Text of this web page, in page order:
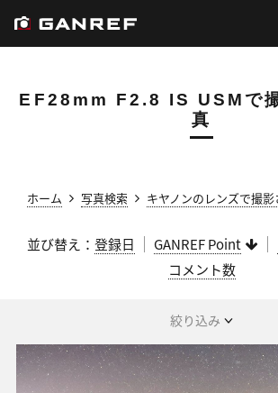
EF28mm F2.8 IS USMで
真
ホーム 写真検索 キヤノンのレンズで撮
並び替え： 登録日 GANREF Point
コメント数
絞り込み